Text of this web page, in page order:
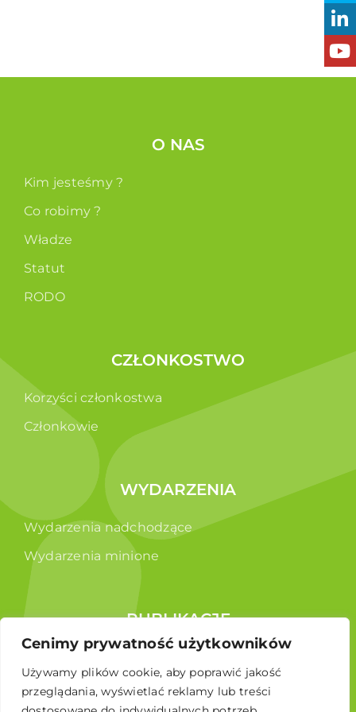
Cenimy prywatność użytkowników
Używamy plików cookie, aby poprawić jakość
przeglądania, wyświetlać reklamy lub treści
O NAS
Kim jesteśmy ?
Co robimy ?
Władze
Statut
RODO
CZŁONKOSTWO
Korzyści członkostwa
Członkowie
WYDARZENIA
Wydarzenia nadchodzące
Wydarzenia minione
PUBLIKACJE
Raporty
Broszura edukacyjna